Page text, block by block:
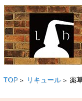
TOP > リキュール > 薬